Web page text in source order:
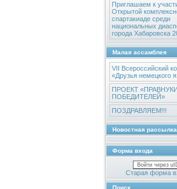
Приглашаем к
Открытой
спартакиаде среди
национальных
города Хабаровска
Малая ассамблея
VII Всероссийский
«Друзья немецкого
ПРОЕКТ «ПРАВНУКИ
ПОБЕДИТЕЛЕЙ»
ПОЗДРАВЛЯЕМ!!!
Новостная рассылка
Форма входа
Войти через
Старая форма
Поиск